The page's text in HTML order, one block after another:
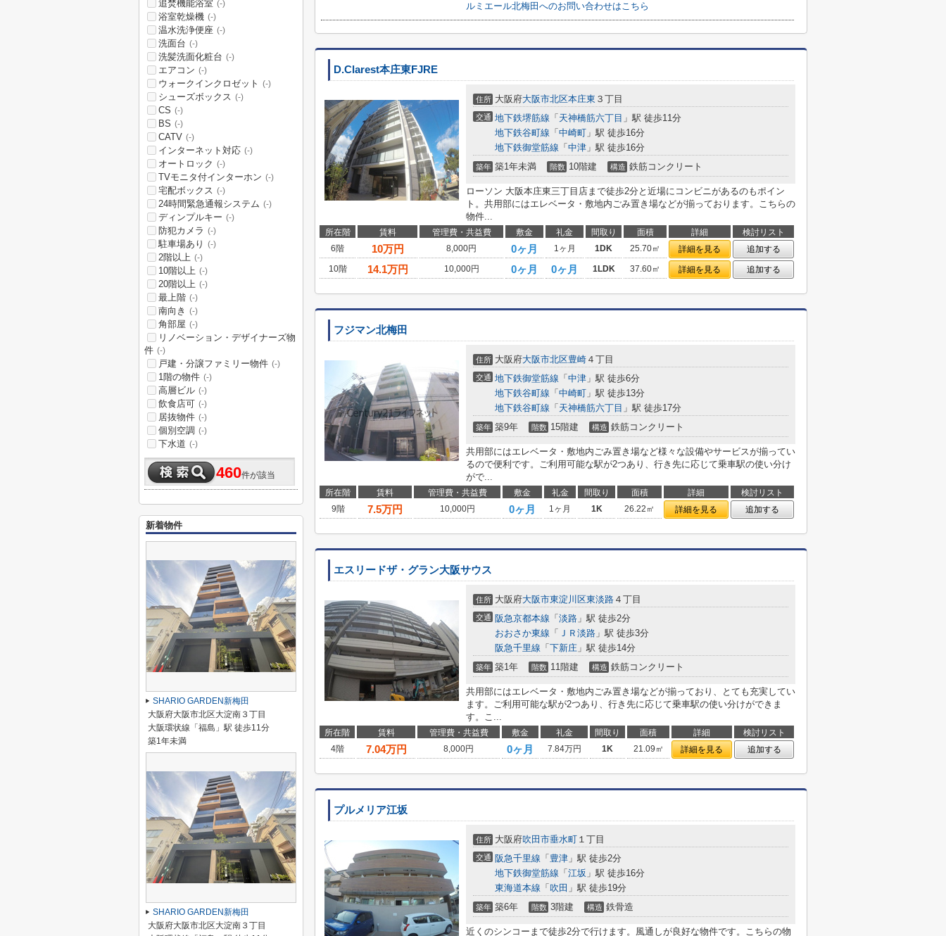
ルミエール北梅田へのお問い合わせはこちら
D.Clarest本庄東FJRE
住所 大阪府大阪市北区本庄東 ３丁目
交通 地下鉄堺筋線 「 天神橋筋六丁目 」駅 徒歩11分
地下鉄谷町線 「 中崎町 」駅 徒歩16分
地下鉄御堂筋線 「 中津 」駅 徒歩16分
築年 築1年未満 階数 10階建 構造 鉄筋コンクリート
ローソン 大阪本庄東三丁目店まで徒歩2分と近場にコンビニがあるのもポイン
ト。共用部にはエレベータ・敷地内ごみ置き場などが揃っております。こちらの
物件...
所在階 賃料 管理費・共益費 敷金 礼金 間取り 面積 詳細
検討リスト
6階
10万円 8,000円 0ヶ月 1ヶ月 1DK 25.70㎡ 詳細を見る
追加する
10階
14.1万円 10,000円 0ヶ月 0ヶ月 1LDK 37.60㎡ 詳細を見る 追加する
フジマン北梅田
住所 大阪府大阪市北区豊崎 ４丁目
交通 地下鉄御堂筋線 「 中津 」駅 徒歩6分
地下鉄谷町線 「 中崎町 」駅 徒歩13分
地下鉄谷町線 「 天神橋筋六丁目 」駅 徒歩17分
築年 築9年 階数 15階建 構造 鉄筋コンクリート
共用部にはエレベータ・敷地内ごみ置き場など様々な設備やサービスが揃ってい
るので便利です。ご利用可能な駅が2つあり、行き先に応じて乗車駅の使い分け
がで...
所在階 賃料 管理費・共益費 敷金 礼金 間取り 面積 詳細
検討リスト
9階
7.5万円 10,000円 0ヶ月 1ヶ月 1K 26.22㎡ 詳細を見る 追加する
エスリードザ・グラン大阪サウス
住所 大阪府大阪市東淀川区東淡路 ４丁目
交通 阪急京都本線 「 淡路 」駅 徒歩2分
おおさか東線 「 ＪＲ淡路 」駅 徒歩3分
阪急千里線 「 下新庄 」駅 徒歩14分
築年 築1年 階数 11階建 構造 鉄筋コンクリート
共用部にはエレベータ・敷地内ごみ置き場などが揃っており、とても充実してい
ます。ご利用可能な駅が2つあり、行き先に応じて乗車駅の使い分けができま
す。こ...
所在階 賃料 管理費・共益費 敷金 礼金 間取り 面積 詳細
検討リスト
4階
7.04万円 8,000円 0ヶ月 7.84万円 1K 21.09㎡ 詳細を見る 追加する
プルメリア江坂
住所 大阪府吹田市垂水町 １丁目
交通 阪急千里線 「 豊津 」駅 徒歩2分
地下鉄御堂筋線 「 江坂 」駅 徒歩16分
東海道本線 「 吹田 」駅 徒歩19分
築年 築6年 階数 3階建 構造 鉄骨造
近くのシンコーまで徒歩2分で行けます。風通しが良好な物件です。こちらの物
追焚機能浴室 (-)
浴室乾燥機 (-)
温水洗浄便座 (-)
洗面台 (-)
洗髪洗面化粧台 (-)
エアコン (-)
ウォークインクロゼット (-)
シューズボックス (-)
CS (-)
BS (-)
CATV (-)
インターネット対応 (-)
オートロック (-)
TVモニタ付インターホン (-)
宅配ボックス (-)
24時間緊急通報システム (-)
ディンプルキー (-)
防犯カメラ (-)
駐車場あり (-)
2階以上 (-)
10階以上 (-)
20階以上 (-)
最上階 (-)
南向き (-)
角部屋 (-)
リノベーション・デザイナーズ物
件 (-)
戸建・分譲ファミリー物件 (-)
1階の物件 (-)
高層ビル (-)
飲食店可 (-)
居抜物件 (-)
個別空調 (-)
下水道 (-)
460件が該当
新着物件
SHARIO GARDEN新梅田
大阪府大阪市北区大淀南３丁目
大阪環状線「福島」駅 徒歩11分
築1年未満
SHARIO GARDEN新梅田
大阪府大阪市北区大淀南３丁目